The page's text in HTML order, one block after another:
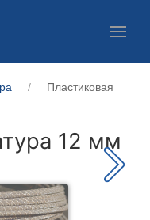
Пластиковая
12 мм